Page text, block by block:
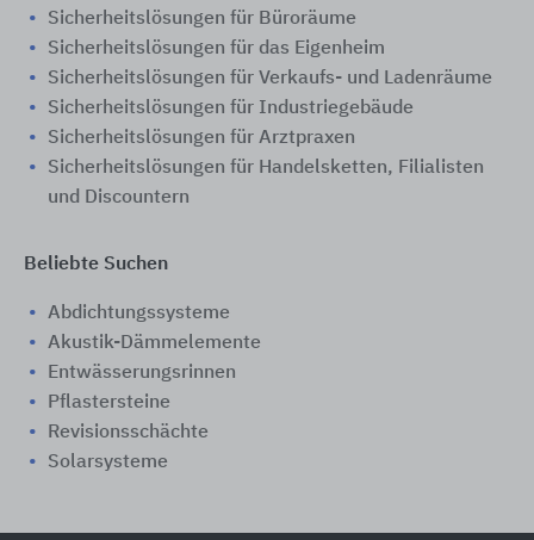
Sicherheitslösungen für Büroräume
Sicherheitslösungen für das Eigenheim
Sicherheitslösungen für Verkaufs- und Ladenräume
Sicherheitslösungen für Industriegebäude
Sicherheitslösungen für Arztpraxen
Sicherheitslösungen für Handelsketten, Filialisten
und Discountern
Beliebte Suchen
Abdichtungssysteme
Akustik-Dämmelemente
Entwässerungsrinnen
Pflastersteine
Revisionsschächte
Solarsysteme